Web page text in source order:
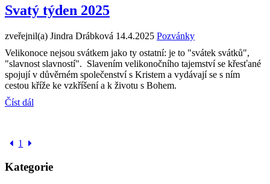
Svatý týden 2025
zveřejnil(a) Jindra Drábková 14.4.2025 Pozvánky
Velikonoce nejsou svátkem jako ty ostatní: je to "svátek svátků",
"slavnost slavností". Slavením velikonočního tajemství se křesťané
spojují v důvěrném společenství s Kristem a vydávají se s ním
cestou kříže ke vzkříšení a k životu s Bohem.
Číst dál
1
Kategorie